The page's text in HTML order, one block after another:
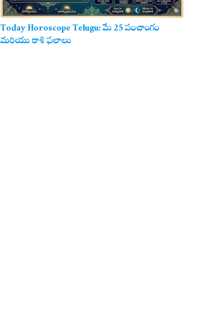
Today Horoscope Telugu: మే 25 పంచాంగం
మరియు రాశి ఫలాలు